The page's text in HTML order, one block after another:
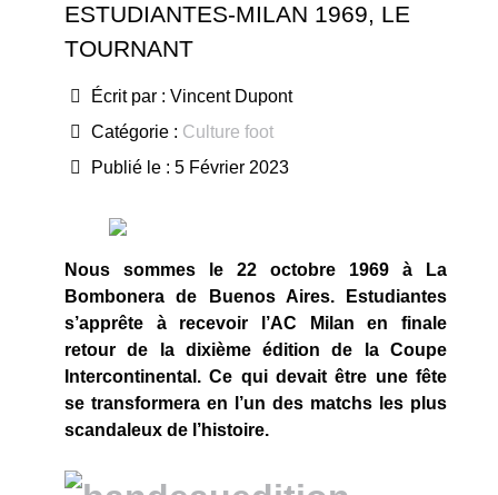
ESTUDIANTES-MILAN 1969, LE
TOURNANT
Écrit par : Vincent Dupont
Catégorie : Culture foot
Publié le : 5 Février 2023
Nous sommes le 22 octobre 1969 à La
Bombonera de Buenos Aires. Estudiantes
s’apprête à recevoir l’AC Milan en finale
retour de la dixième édition de la Coupe
Intercontinental. Ce qui devait être une fête
se transformera en l’un des matchs les plus
scandaleux de l’histoire.